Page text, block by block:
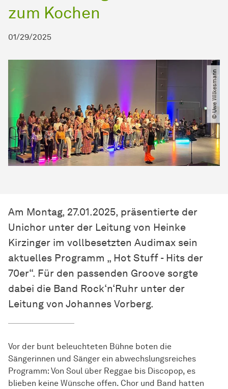
zum Kochen
01/29/2025
© Uwe Wilkesmann
Am Montag, 27.01.2025, präsentierte der
Unichor unter der Leitung von Heinke
Kirzinger im vollbesetzten Audimax sein
aktuelles Programm „ Hot Stuff - Hits der
70er“. Für den passenden Groove sorgte
dabei die Band Rock‘n‘Ruhr unter der
Leitung von Johannes Vorberg.
Vor der bunt beleuchteten Bühne boten die
Sängerinnen und Sänger ein abwechslungsreiches
Programm: Von Soul über Reggae bis Discopop, es
blieben keine Wünsche offen. Chor und Band hatten